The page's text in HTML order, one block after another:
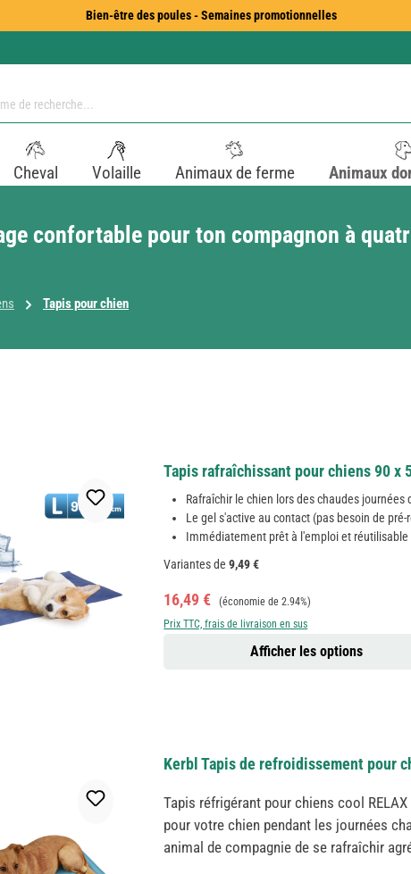
Bien-être des poules - Semaines promotionnelles
Cheval Volaille Animaux de ferme Animaux
confortable pour ton compagnon à
Tapis pour chien
Tapis rafraîchissant pour chiens 90 x
Rafraîchir le chien lors des chaudes journées
Le gel s'active au contact (pas besoin de
Immédiatement prêt à l'emploi et réutilisable
Variantes de 9,49 €
Prix de vente :
16,49 € Prix régulier :
(économie de 2.94%)
Prix TTC, frais de livraison en sus
Afficher les options
Kerbl Tapis de refroidissement pour
Tapis réfrigérant pour chiens cool
pour votre chien pendant les journées
animal de compagnie de se rafraîchir